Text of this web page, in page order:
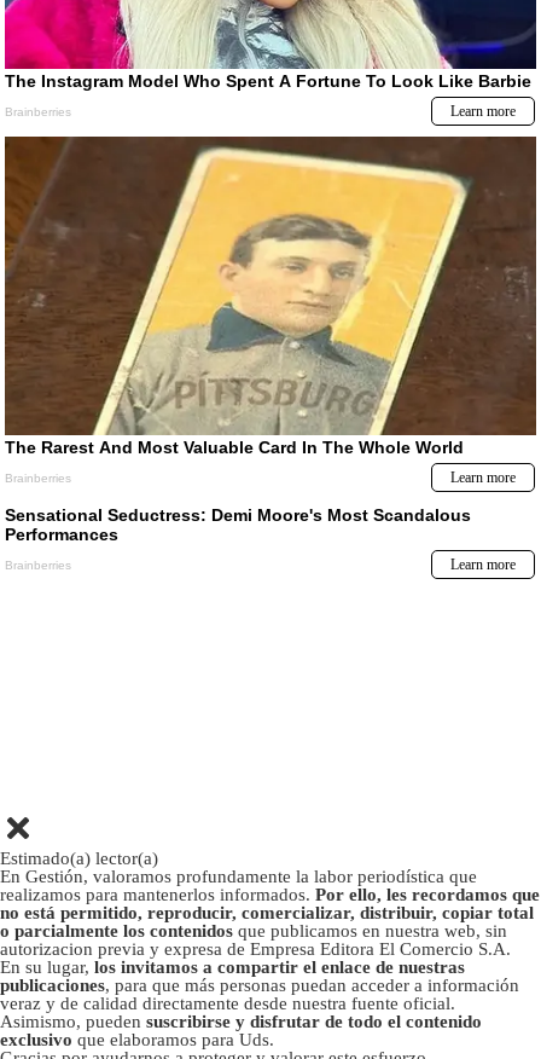
Estimado(a) lector(a)
En Gestión, valoramos profundamente la labor periodística que
realizamos para mantenerlos informados. Por ello, les recordamos que
no está permitido, reproducir, comercializar, distribuir, copiar total
o parcialmente los contenidos que publicamos en nuestra web, sin
autorizacion previa y expresa de Empresa Editora El Comercio S.A.
En su lugar, los invitamos a compartir el enlace de nuestras
publicaciones, para que más personas puedan acceder a información
veraz y de calidad directamente desde nuestra fuente oficial.
Asimismo, pueden suscribirse y disfrutar de todo el contenido
exclusivo que elaboramos para Uds.